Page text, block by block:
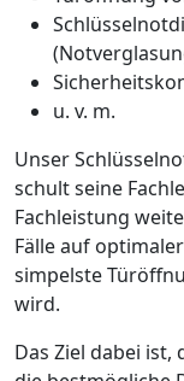
u. v. m.
Unser
schult seine
Fachleistung
Fälle auf
simpelste
wird.
Das Ziel dabei ist,